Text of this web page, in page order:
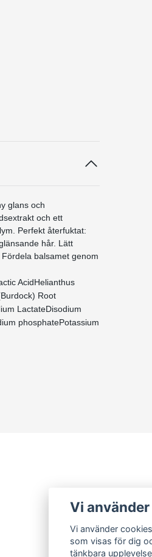
glans och
och ett
Perfekt återfuktat:
hår. Lätt
balsamet genom
AcidHelianthus
Root
LactateDisodium
phosphatePotassium
Vi
Vi använder
som visas för dig
tänkbara